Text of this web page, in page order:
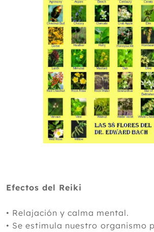
Efectos del Reiki
• Relajación y calma mental.
• Se estimula nuestro organismo